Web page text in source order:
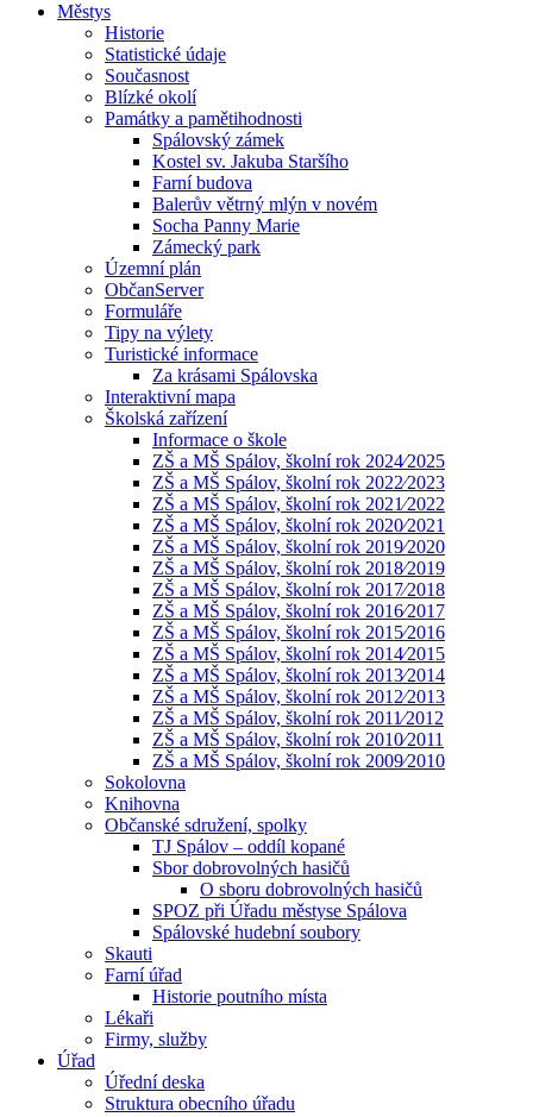
Městys
Historie
Statistické údaje
Současnost
Blízké okolí
Památky a pamětihodnosti
Spálovský zámek
Kostel sv. Jakuba Staršího
Farní budova
Balerův větrný mlýn v novém
Socha Panny Marie
Zámecký park
Územní plán
ObčanServer
Formuláře
Tipy na výlety
Turistické informace
Za krásami Spálovska
Interaktivní mapa
Školská zařízení
Informace o škole
ZŠ a MŠ Spálov, školní rok 2024⁄2025
ZŠ a MŠ Spálov, školní rok 2022⁄2023
ZŠ a MŠ Spálov, školní rok 2021⁄2022
ZŠ a MŠ Spálov, školní rok 2020⁄2021
ZŠ a MŠ Spálov, školní rok 2019⁄2020
ZŠ a MŠ Spálov, školní rok 2018⁄2019
ZŠ a MŠ Spálov, školní rok 2017⁄2018
ZŠ a MŠ Spálov, školní rok 2016⁄2017
ZŠ a MŠ Spálov, školní rok 2015⁄2016
ZŠ a MŠ Spálov, školní rok 2014⁄2015
ZŠ a MŠ Spálov, školní rok 2013⁄2014
ZŠ a MŠ Spálov, školní rok 2012⁄2013
ZŠ a MŠ Spálov, školní rok 2011⁄2012
ZŠ a MŠ Spálov, školní rok 2010⁄2011
ZŠ a MŠ Spálov, školní rok 2009⁄2010
Sokolovna
Knihovna
Občanské sdružení, spolky
TJ Spálov – oddíl kopané
Sbor dobrovolných hasičů
O sboru dobrovolných hasičů
SPOZ při Úřadu městyse Spálova
Spálovské hudební soubory
Skauti
Farní úřad
Historie poutního místa
Lékaři
Firmy, služby
Úřad
Úřední deska
Struktura obecního úřadu